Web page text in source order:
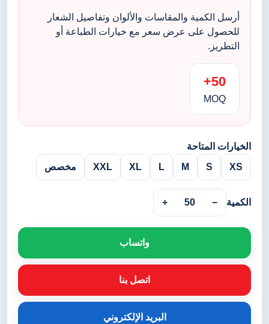
أرسل الكمية والمقاسات والألوان وتفاصيل الشعار
للحصول على عرض سعر مع خيارات الطباعة أو
التطريز.
50+
MOQ
الخيارات المتاحة
XS
S
M
L
XL
XXL مخصص
الكمية −
50
+
واتساب
اتصل بنا
البريد الإلكتروني